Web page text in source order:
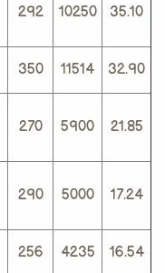
292 10250 35.10
350 11514 32.90
270 5900 21.85
290 5000 17.24
256 4235 16.54